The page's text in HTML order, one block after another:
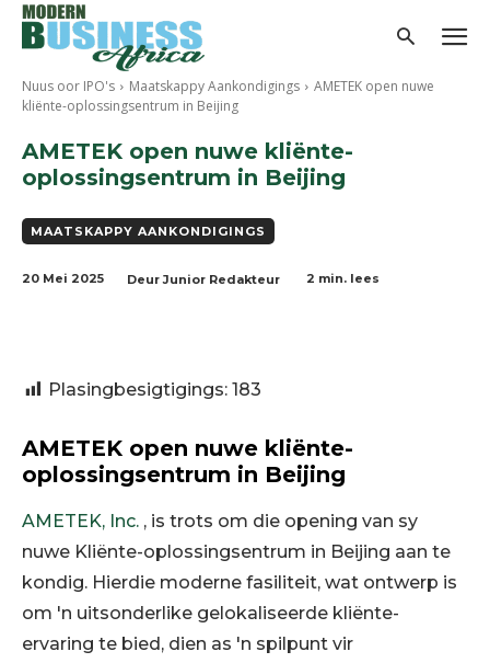
Nuus oor IPO's Maatskappy Aankondigings
AMETEK open nuwe
kliënte-oplossingsentrum in Beijing
AMETEK open nuwe kliënte-
oplossingsentrum in Beijing
MAATSKAPPY AANKONDIGINGS
20 Mei 2025 Deur Junior Redakteur 2 min. lees
Plasingbesigtigings: 183
AMETEK open nuwe kliënte-
oplossingsentrum in Beijing
AMETEK, Inc. , is trots om die opening van sy
nuwe Kliënte-oplossingsentrum in Beijing aan te
kondig. Hierdie moderne fasiliteit, wat ontwerp is
om 'n uitsonderlike gelokaliseerde kliënte-
ervaring te bied, dien as 'n spilpunt vir